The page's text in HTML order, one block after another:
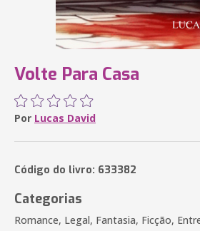
Volte Para Casa
Por Lucas David
Código do livro: 633382
Categorias
Romance, Legal, Fantasia, Ficção,